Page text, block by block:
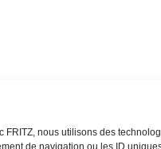
FRITZ, nous utilisons des
de navigation ou les ID